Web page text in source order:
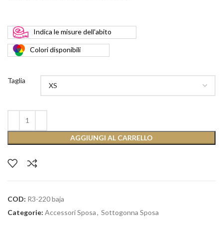
Indica le misure dell'abito
Coloridisponibili
Taglia
AGGIUNGI AL CARRELLO
COD: R3-220 baja
Categorie: Accessori Sposa, Sottogonna Sposa